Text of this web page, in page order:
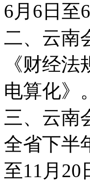
6月6日至
二、云南
《财经
电算化》。
三、云南
全省下半
至11月20